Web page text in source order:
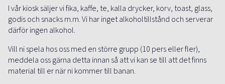
I vår kiosk säljer vi fika, kaffe, te, kalla drycker, korv, toast, glass,
godis och snacks m.m. Vi har inget alkoholtillstånd och serverar
därför ingen alkohol.
Vill ni spela hos oss med en större grupp (10 pers eller fler),
meddela oss gärna detta innan så att vi kan se till att det finns
material till er när ni kommer till banan.